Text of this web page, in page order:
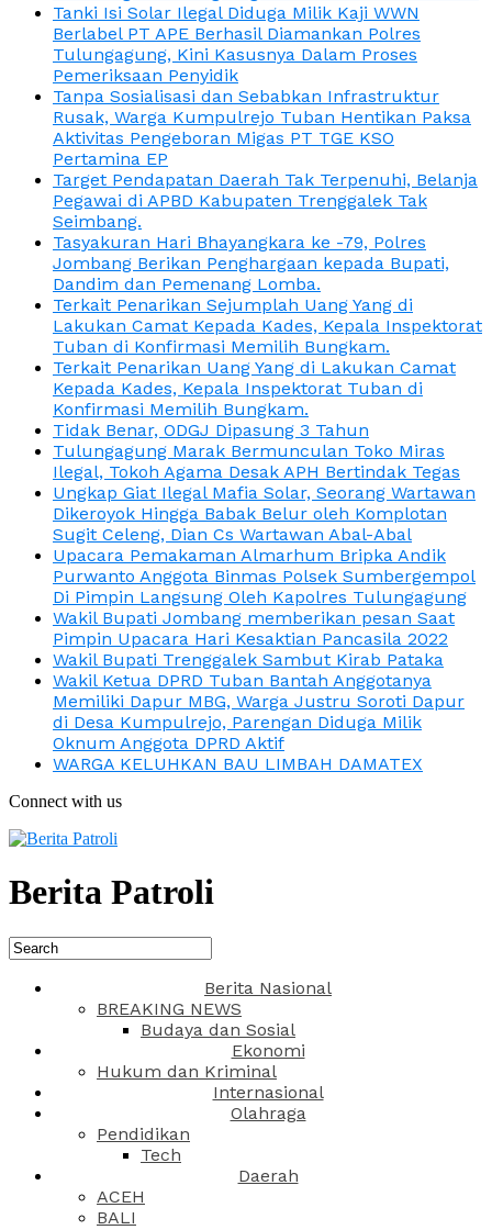
Tanki Isi Solar Ilegal Diduga Milik Kaji WWN
Berlabel PT APE Berhasil Diamankan Polres
Tulungagung, Kini Kasusnya Dalam Proses
Pemeriksaan Penyidik
Tanpa Sosialisasi dan Sebabkan Infrastruktur
Rusak, Warga Kumpulrejo Tuban Hentikan Paksa
Aktivitas Pengeboran Migas PT TGE KSO
Pertamina EP
Target Pendapatan Daerah Tak Terpenuhi, Belanja
Pegawai di APBD Kabupaten Trenggalek Tak
Seimbang.
Tasyakuran Hari Bhayangkara ke -79, Polres
Jombang Berikan Penghargaan kepada Bupati,
Dandim dan Pemenang Lomba.
Terkait Penarikan Sejumplah Uang Yang di
Lakukan Camat Kepada Kades, Kepala Inspektorat
Tuban di Konfirmasi Memilih Bungkam.
Terkait Penarikan Uang Yang di Lakukan Camat
Kepada Kades, Kepala Inspektorat Tuban di
Konfirmasi Memilih Bungkam.
Tidak Benar, ODGJ Dipasung 3 Tahun
Tulungagung Marak Bermunculan Toko Miras
Ilegal, Tokoh Agama Desak APH Bertindak Tegas
Ungkap Giat Ilegal Mafia Solar, Seorang Wartawan
Dikeroyok Hingga Babak Belur oleh Komplotan
Sugit Celeng, Dian Cs Wartawan Abal-Abal
Upacara Pemakaman Almarhum Bripka Andik
Purwanto Anggota Binmas Polsek Sumbergempol
Di Pimpin Langsung Oleh Kapolres Tulungagung
Wakil Bupati Jombang memberikan pesan Saat
Pimpin Upacara Hari Kesaktian Pancasila 2022
Wakil Bupati Trenggalek Sambut Kirab Pataka
Wakil Ketua DPRD Tuban Bantah Anggotanya
Memiliki Dapur MBG, Warga Justru Soroti Dapur
di Desa Kumpulrejo, Parengan Diduga Milik
Oknum Anggota DPRD Aktif
WARGA KELUHKAN BAU LIMBAH DAMATEX
Connect with us
Berita Patroli
Berita Nasional
BREAKING NEWS
Budaya dan Sosial
Ekonomi
Hukum dan Kriminal
Internasional
Olahraga
Pendidikan
Tech
Daerah
ACEH
BALI